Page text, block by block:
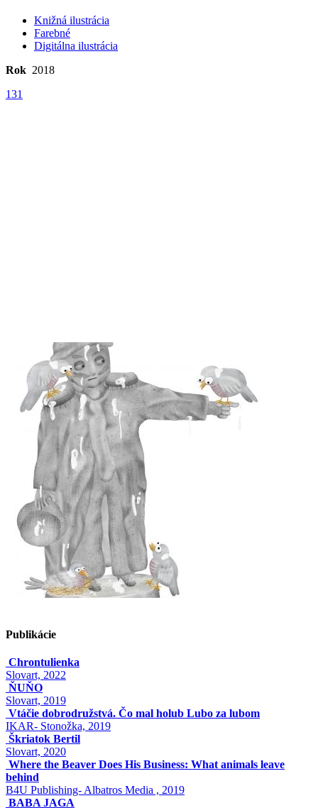
Knižná ilustrácia
Farebné
Digitálna ilustrácia
Rok 2018
131
Publikácie
Chrontulienka
Slovart, 2022
ŇUŇO
Slovart, 2019
Vtáčie dobrodružstvá. Čo mal holub Lubo za lubom
IKAR- Stonožka, 2019
Škriatok Bertil
Slovart, 2020
Where the Beaver Does His Business: What animals leave
behind
B4U Publishing- Albatros Media , 2019
BABA JAGA